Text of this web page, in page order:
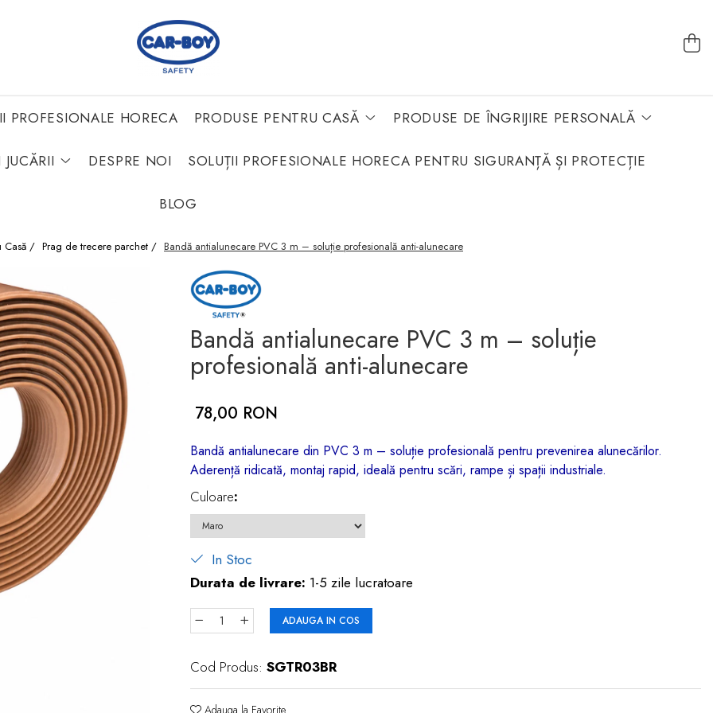
PROFESIONALE HORECA PRODUSE PENTRU CASĂ PRODUSE DE ÎNGRIJIRE PERSONALĂ
JUCĂRII DESPRE NOI SOLUȚII PROFESIONALE HORECA PENTRU SIGURANȚĂ ȘI PROTECȚIE
BLOG
Casă / Prag de trecere parchet / Bandă antialunecare PVC 3 m – soluție profesională anti-alunecare
Bandă antialunecare PVC 3 m – soluție
profesională anti-alunecare
78,00 RON
Bandă antialunecare din PVC 3 m – soluție profesională pentru prevenirea alunecărilor.
Aderență ridicată, montaj rapid, ideală pentru scări, rampe și spații industriale.
Culoare:
In Stoc
Durata de livrare: 1-5 zile lucratoare
ADAUGA IN COS
Cod Produs: SGTR03BR
Adauga la Favorite